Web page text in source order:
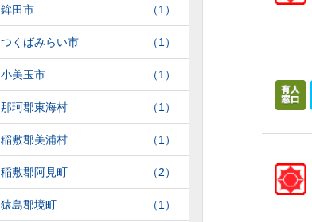
鉾田市 （1）
つくばみらい市 （1）
小美玉市 （1）
那珂郡東海村 （1）
稲敷郡美浦村 （1）
稲敷郡阿見町 （2）
猿島郡境町 （1）